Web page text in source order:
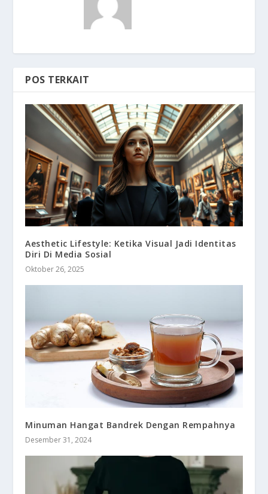
POS TERKAIT
Aesthetic Lifestyle: Ketika Visual Jadi Identitas
Diri Di Media Sosial
Oktober 26, 2025
Minuman Hangat Bandrek Dengan Rempahnya
Desember 31, 2024